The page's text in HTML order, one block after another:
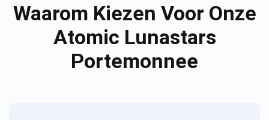
Waarom Kiezen Voor Onze
Atomic Lunastars
Portemonnee